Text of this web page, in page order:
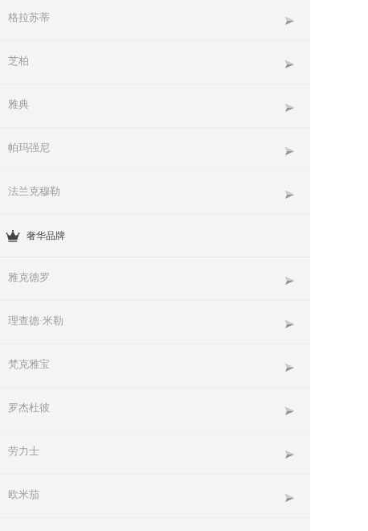
格拉苏蒂
芝柏
雅典
帕玛强尼
法兰克穆勒
奢华品牌
雅克德罗
理查德·米勒
梵克雅宝
罗杰杜彼
劳力士
欧米茄